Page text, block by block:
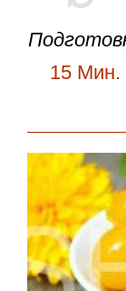
15 Мин.